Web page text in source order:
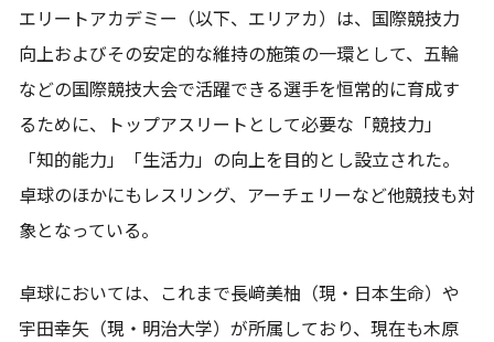
エリートアカデミー（以下、エリアカ）は、国際競技力
向上およびその安定的な維持の施策の一環として、五輪
などの国際競技大会で活躍できる選手を恒常的に育成す
るために、トップアスリートとして必要な「競技力」
「知的能力」「生活力」の向上を目的とし設立された。
卓球のほかにもレスリング、アーチェリーなど他競技も対
象となっている。
卓球においては、これまで長﨑美柚（現・日本生命）や
宇田幸矢（現・明治大学）が所属しており、現在も木原